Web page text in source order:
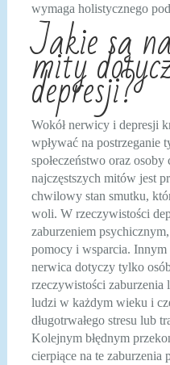
wymaga holistycznego
Jakie są
mity
depresji?
Wokół nerwicy i depresji
wpływać na postrzeganie
społeczeństwo oraz
najczęstszych mitów jest
chwilowy stan smutku,
woli. W rzeczywistości
zaburzeniem
pomocy i wsparcia. Innym
nerwica dotyczy tylko
rzeczywistości zaburzenia
ludzi w każdym wieku i
długotrwałego stresu lub
Kolejnym błędnym
cierpiące na te zaburzenia